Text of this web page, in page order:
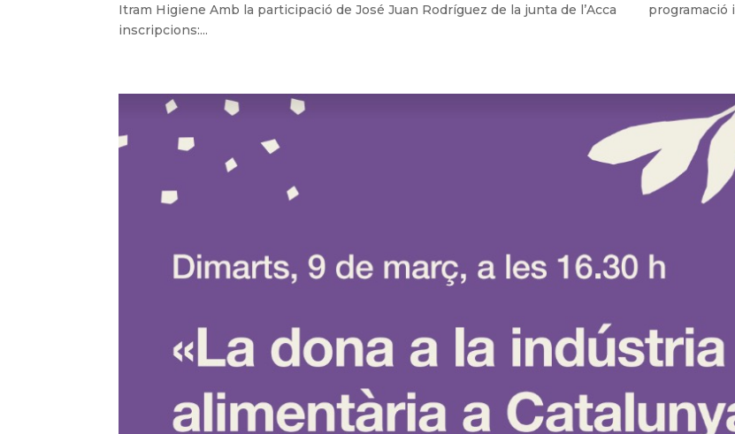
Itram Higiene Amb la participació de José Juan Rodríguez de la junta de l’Acca programació i
inscripcions:...